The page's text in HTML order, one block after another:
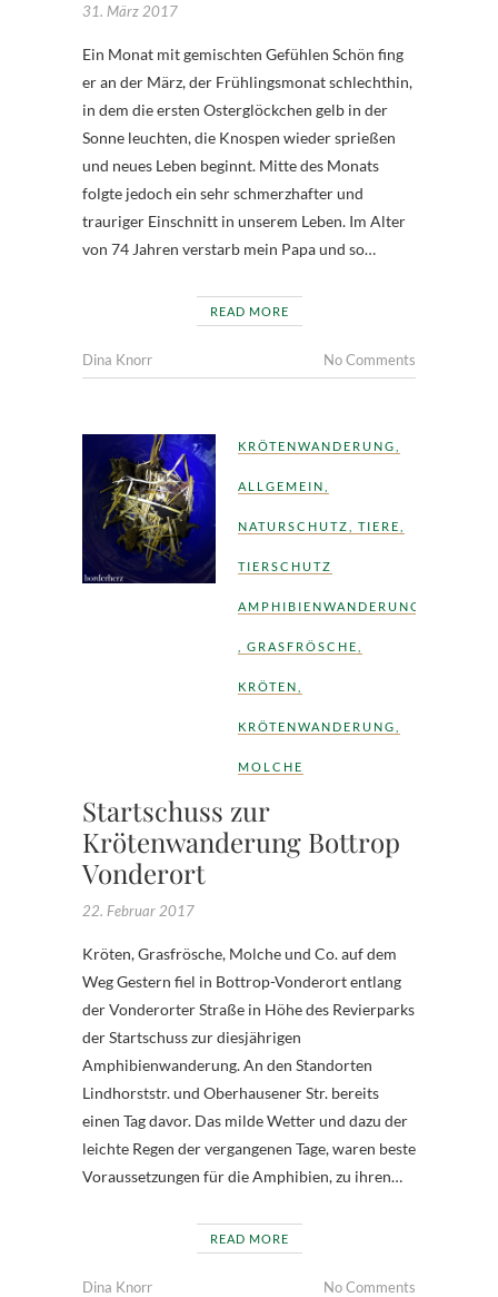
31. März 2017
Ein Monat mit gemischten Gefühlen Schön fing
er an der März, der Frühlingsmonat schlechthin,
in dem die ersten Osterglöckchen gelb in der
Sonne leuchten, die Knospen wieder sprießen
und neues Leben beginnt. Mitte des Monats
folgte jedoch ein sehr schmerzhafter und
trauriger Einschnitt in unserem Leben. Im Alter
von 74 Jahren verstarb mein Papa und so…
READ MORE
Dina Knorr No Comments
KRÖTENWANDERUNG
ALLGEMEIN
NATURSCHUTZ TIERE
TIERSCHUTZ
AMPHIBIENWANDERUNG
GRASFRÖSCHE
KRÖTEN
KRÖTENWANDERUNG
MOLCHE
Startschuss zur
Krötenwanderung Bottrop
Vonderort
22. Februar 2017
Kröten, Grasfrösche, Molche und Co. auf dem
Weg Gestern fiel in Bottrop-Vonderort entlang
der Vonderorter Straße in Höhe des Revierparks
der Startschuss zur diesjährigen
Amphibienwanderung. An den Standorten
Lindhorststr. und Oberhausener Str. bereits
einen Tag davor. Das milde Wetter und dazu der
leichte Regen der vergangenen Tage, waren beste
Voraussetzungen für die Amphibien, zu ihren…
READ MORE
Dina Knorr No Comments